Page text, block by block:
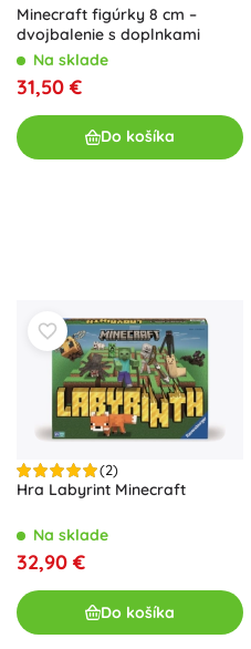
Minecraft figúrky 8 cm –
dvojbalenie s doplnkami
Na sklade
31,50 €
Do košíka
(2)
Hra Labyrint Minecraft
Na sklade
32,90 €
Do košíka